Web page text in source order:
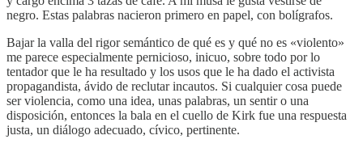
negro. Estas palabras nacieron primero en papel, con bolígrafos.
Bajar la valla del rigor semántico de qué es y qué no es «violento»
me parece especialmente pernicioso, inicuo, sobre todo por lo
tentador que le ha resultado y los usos que le ha dado el activista
propagandista, ávido de reclutar incautos. Si cualquier cosa puede
ser violencia, como una idea, unas palabras, un sentir o una
disposición, entonces la bala en el cuello de Kirk fue una respuesta
justa, un diálogo adecuado, cívico, pertinente.